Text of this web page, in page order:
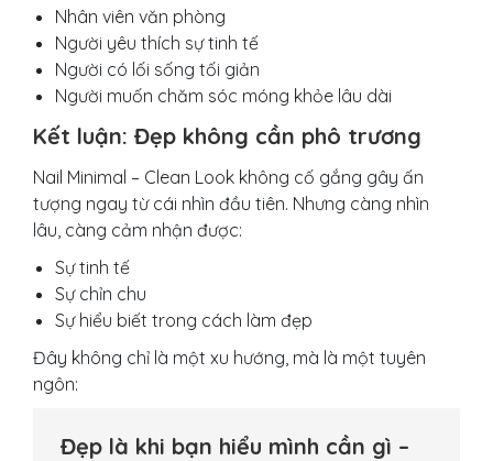
Nhân viên văn phòng
Người yêu thích sự tinh tế
Người có lối sống tối giản
Người muốn chăm sóc móng khỏe lâu dài
Kết luận: Đẹp không cần phô trương
Nail Minimal – Clean Look không cố gắng gây ấn
tượng ngay từ cái nhìn đầu tiên. Nhưng càng nhìn
lâu, càng cảm nhận được:
Sự tinh tế
Sự chỉn chu
Sự hiểu biết trong cách làm đẹp
Đây không chỉ là một xu hướng, mà là một tuyên
ngôn:
Đẹp là khi bạn hiểu mình cần gì –